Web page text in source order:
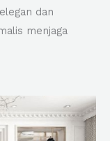
dan
menjaga